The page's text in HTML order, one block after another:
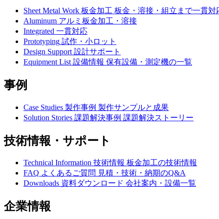
Sheet Metal Work 板金加工 板金・溶接・組立まで一貫対
Aluminum アルミ板金加工・溶接
Integrated 一貫対応
Prototyping 試作・小ロット
Design Support 設計サポート
Equipment List 設備情報 保有設備・測定機の一覧
事例
Case Studies 製作事例 製作サンプルと成果
Solution Stories 課題解決事例 課題解決ストーリー
技術情報・サポート
Technical Information 技術情報 板金加工の技術情報
FAQ よくあるご質問 見積・技術・納期のQ&A
Downloads 資料ダウンロード 会社案内・設備一覧
企業情報